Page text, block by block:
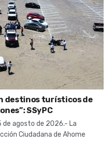
destinos turísticos de
SSyPC
de agosto de 2026.- La
Ciudadana de Ahome